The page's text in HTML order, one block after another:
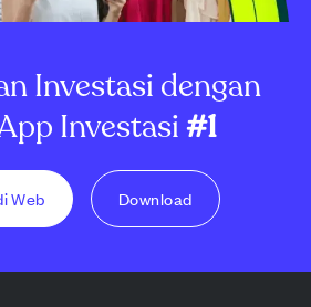
Investasi dengan
Investasi#1
Web Download